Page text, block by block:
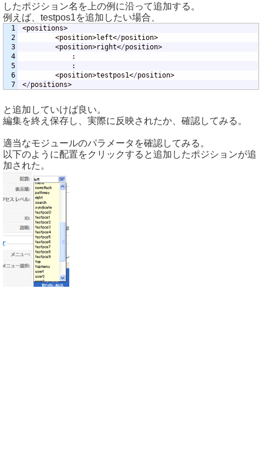
したポジション名を上の例に沿って追加する。
例えば、testpos1を追加したい場合、
1
2
3
4
5
6
<positions>
		<position>left<
/position>
		<position>right<
/position>
		<position>testpos1<
/position>
</positions>
と追加していけば良い。
編集を終え保存し、実際に反映されたか、確認してみる。
適当なモジュールのパラメータを確認してみる。
以下のように配置をクリックすると追加したポジションが追
加された。